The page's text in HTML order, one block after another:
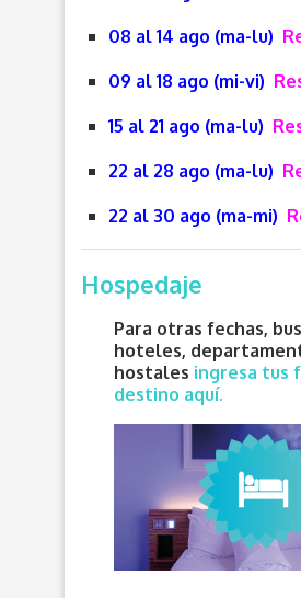
08 al 14 ago (ma-lu)
09 al 18 ago (mi-vi)
15 al 21 ago (ma-lu)
22 al 28 ago (ma-lu)
22 al 30 ago (ma-mi)
Hospedaje
Para otras fechas,
hoteles,
hostales ingresa tus
destino aquí.